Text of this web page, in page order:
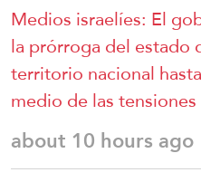
Medios israelíes: El
la prórroga del estado
territorio nacional
medio de las
about 10 hours ago